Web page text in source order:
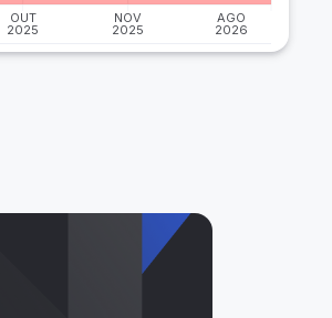
OUT
2025
NOV
2025
AGO
2026